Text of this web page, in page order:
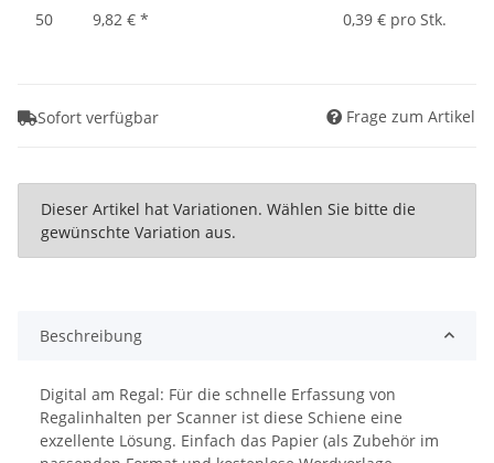
50
9,82 € * 0,39 € pro Stk.
Sofort verfügbar Frage zum Artikel
x
Dieser Artikel hat Variationen. Wählen Sie bitte die
gewünschte Variation aus.
Beschreibung
Digital am Regal: Für die schnelle Erfassung von
Regalinhalten per Scanner ist diese Schiene eine
exzellente Lösung. Einfach das Papier (als Zubehör im